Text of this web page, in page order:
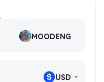
MOODENG
USD